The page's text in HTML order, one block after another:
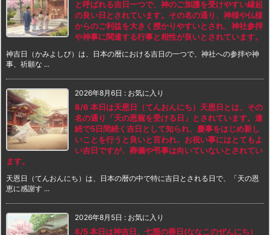
と呼ばれる吉日一つで、神のご加護を受けやすい縁起
の良い日とされています。その名の通り、神様や仏様
からのご利益を大きく授かりやすいとされ、神社参拝
や神事に関連する行事と相性が良いとされています。
神吉日（かみよしび）は、日本の暦における吉日の一つで、神社への参拝や神
事、祈願な ...
2026年8月6日 : お気に入り
8/6 本日は天恩日（てんおんにち）天恩日とは、その
名の通り「天の恩寵を受ける日」とされています。連
続で5日間続く吉日として知られ、慶事をはじめ新し
いことを行うと良いと言われ、お祝い事にはとてもよ
い吉日ですが、葬儀や弔事は向いていないとされてい
ます。
天恩日（てんおんにち）は、日本の暦の中で特に吉日とされる日で、「天の恩
恵に感謝す ...
2026年8月5日 : お気に入り
8/5 本日は神吉日、七箇の善日(ななこのぜんにち）